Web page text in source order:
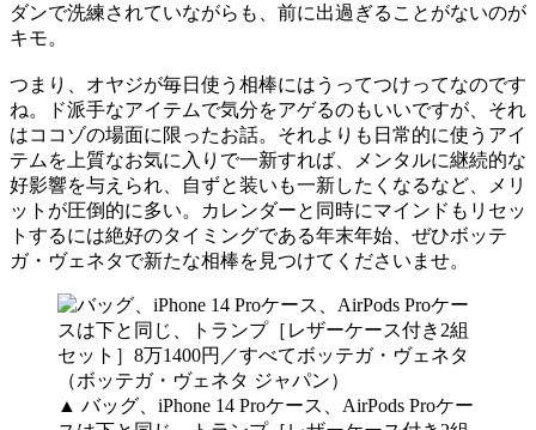
ダンで洗練されていながらも、前に出過ぎることがないのが
キモ。
つまり、オヤジが毎日使う相棒にはうってつけってなのです
ね。ド派手なアイテムで気分をアゲるのもいいですが、それ
はココゾの場面に限ったお話。それよりも日常的に使うアイ
テムを上質なお気に入りで一新すれば、メンタルに継続的な
好影響を与えられ、自ずと装いも一新したくなるなど、メリ
ットが圧倒的に多い。カレンダーと同時にマインドもリセッ
トするには絶好のタイミングである年末年始、ぜひボッテ
ガ・ヴェネタで新たな相棒を見つけてくださいませ。
▲ バッグ、iPhone 14 Proケース、AirPods Proケー